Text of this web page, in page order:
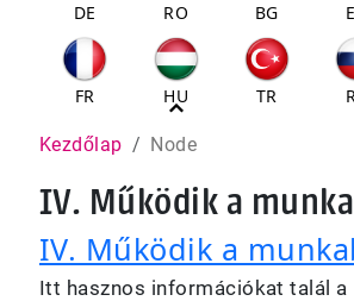
DE RO BG
FR HU TR
Pfadnavigation
Kezdőlap Node
IV. Működik a
IV. Működik a
Itt hasznos információkat talál a